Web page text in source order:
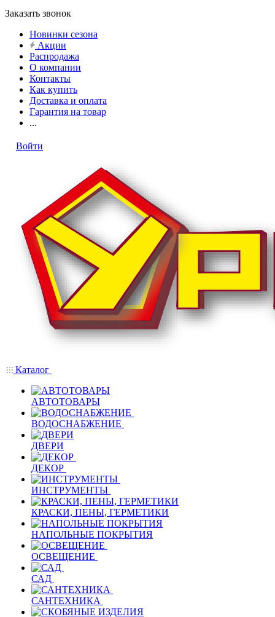
Заказать звонок
Новинки сезона
Акции
Распродажа
О компании
Контакты
Как купить
Доставка и оплата
Гарантия на товар
...
Войти
Каталог
АВТОТОВАРЫ
ВОДОСНАБЖЕНИЕ
ДВЕРИ
ДЕКОР
ИНСТРУМЕНТЫ
КРАСКИ, ПЕНЫ, ГЕРМЕТИКИ
НАПОЛЬНЫЕ ПОКРЫТИЯ
ОСВЕЩЕНИЕ
САД
САНТЕХНИКА